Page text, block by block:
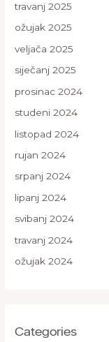
travanj 2025
ožujak 2025
veljača 2025
siječanj 2025
prosinac 2024
studeni 2024
listopad 2024
rujan 2024
srpanj 2024
lipanj 2024
svibanj 2024
travanj 2024
ožujak 2024
Categories